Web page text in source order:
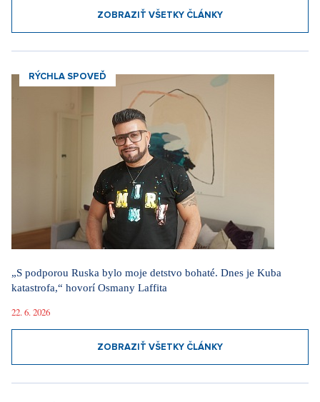
ZOBRAZIŤ VŠETKY ČLÁNKY
RÝCHLA SPOVEĎ
„S podporou Ruska bylo moje detstvo bohaté. Dnes je Kuba
katastrofa,“ hovorí Osmany Laffita
22. 6. 2026
ZOBRAZIŤ VŠETKY ČLÁNKY